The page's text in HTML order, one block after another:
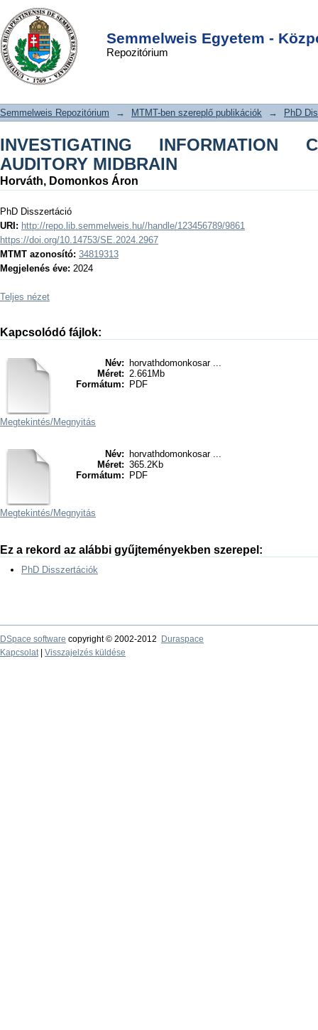
Semmelweis Egyetem -
Repozitórium
INVESTIGATING INFORMATION
CODING IN THE AUDITORY MIDBRAIN
DSpace/Manakin Repository
Semmelweis Repozitórium → MTMT-ben szereplő publikációk → PhD
INVESTIGATING
AUDITORY MIDBRAIN
Horváth, Domonkos Áron
PhD Disszertáció
URI: http://repo.lib.semmelweis.hu//handle/123456789/9861
https://doi.org/10.14753/SE.2024.2967
MTMT azonosító: 34819313
Megjelenés éve: 2024
Teljes nézet
Kapcsolódó fájlok:
Név:
horvathdomonkosar ...
Méret: 2.661Mb
Formátum:
PDF
Megtekintés/Megnyitás
Név:
horvathdomonkosar ...
Méret: 365.2Kb
Formátum:
PDF
Megtekintés/Megnyitás
Ez a rekord az alábbi gyűjteményekben szerepel:
PhD Disszertációk
DSpace software copyright © 2002-2012
Duraspace
Kapcsolat| Visszajelzés küldése